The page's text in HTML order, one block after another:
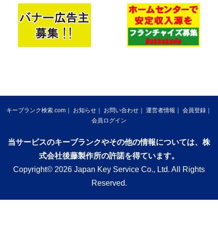
キーブランク検索.com お知らせ お問い合わせ 運営者情報
会員登録
会員ログイン
当サービスのキーブランクやその他の情報については、株
式会社後藤製作所の許諾を得ています。
Copyright© 2026 Japan Key Service Co., Ltd. All Rights
Reserved.